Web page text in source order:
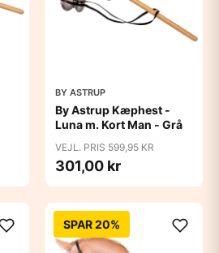
BY ASTRUP
By Astrup Kæphest -
Luna m. Kort Man - Grå
VEJL. PRIS 599,95 KR
301,00 kr
SPAR 20%